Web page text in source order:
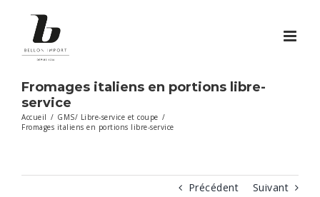
contenu
Fromages italiens en portions libre-
service
Accueil / GMS/ Libre-service et coupe /
Fromages italiens en portions libre-service
Précédent Suivant